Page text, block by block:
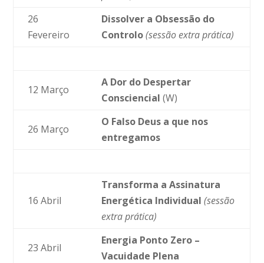
26
Fevereiro
Dissolver a Obsessão do
Controlo (sessão extra prática)
12 Março
A Dor do Despertar
Consciencial (W)
26 Março
O Falso Deus a que nos
entregamos
16 Abril
Transforma a Assinatura
Energética Individual (sessão
extra prática)
23 Abril
Energia Ponto Zero –
Vacuidade Plena